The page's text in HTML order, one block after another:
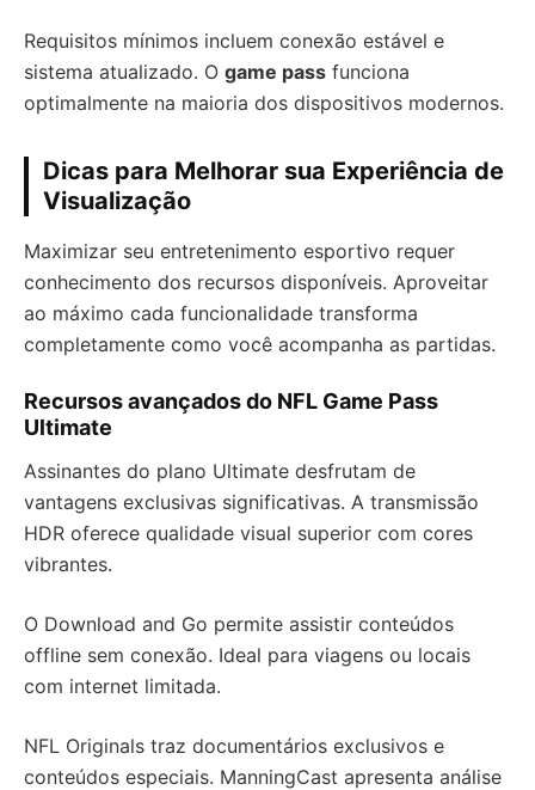
Requisitos mínimos incluem conexão estável e
sistema atualizado. O game pass funciona
optimalmente na maioria dos dispositivos modernos.
Dicas para Melhorar sua Experiência de
Visualização
Maximizar seu entretenimento esportivo requer
conhecimento dos recursos disponíveis. Aproveitar
ao máximo cada funcionalidade transforma
completamente como você acompanha as partidas.
Recursos avançados do NFL Game Pass
Ultimate
Assinantes do plano Ultimate desfrutam de
vantagens exclusivas significativas. A transmissão
HDR oferece qualidade visual superior com cores
vibrantes.
O Download and Go permite assistir conteúdos
offline sem conexão. Ideal para viagens ou locais
com internet limitada.
NFL Originals traz documentários exclusivos e
conteúdos especiais. ManningCast apresenta análise